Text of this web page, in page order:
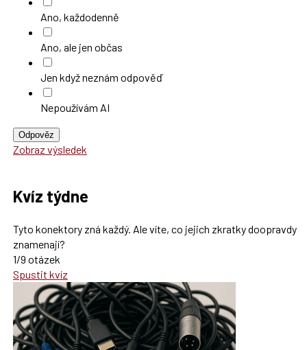
Ano, každodenně
Ano, ale jen občas
Jen když neznám odpověď
Nepoužívám AI
Odpověz
Zobraz výsledek
Kvíz týdne
Tyto konektory zná každý. Ale víte, co jejich zkratky doopravdy
znamenají?
1/9 otázek
Spustit kvíz